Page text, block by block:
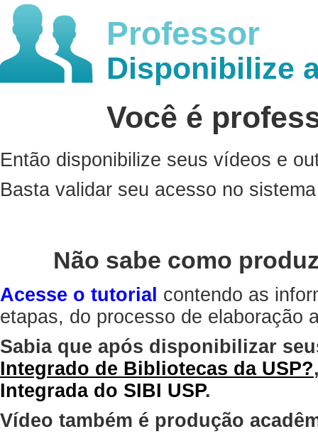
Professor
Disponibilize
Você é
Então disponibilize seus vídeos e
Basta validar seu acesso no
Não sabe como
Acesse o tutorial contendo as
etapas, do processo de elaboração
Sabia que após disponibilizar
Integrado de Bibliotecas da USP?
Integrada do SIBI USP.
Vídeo também é produção